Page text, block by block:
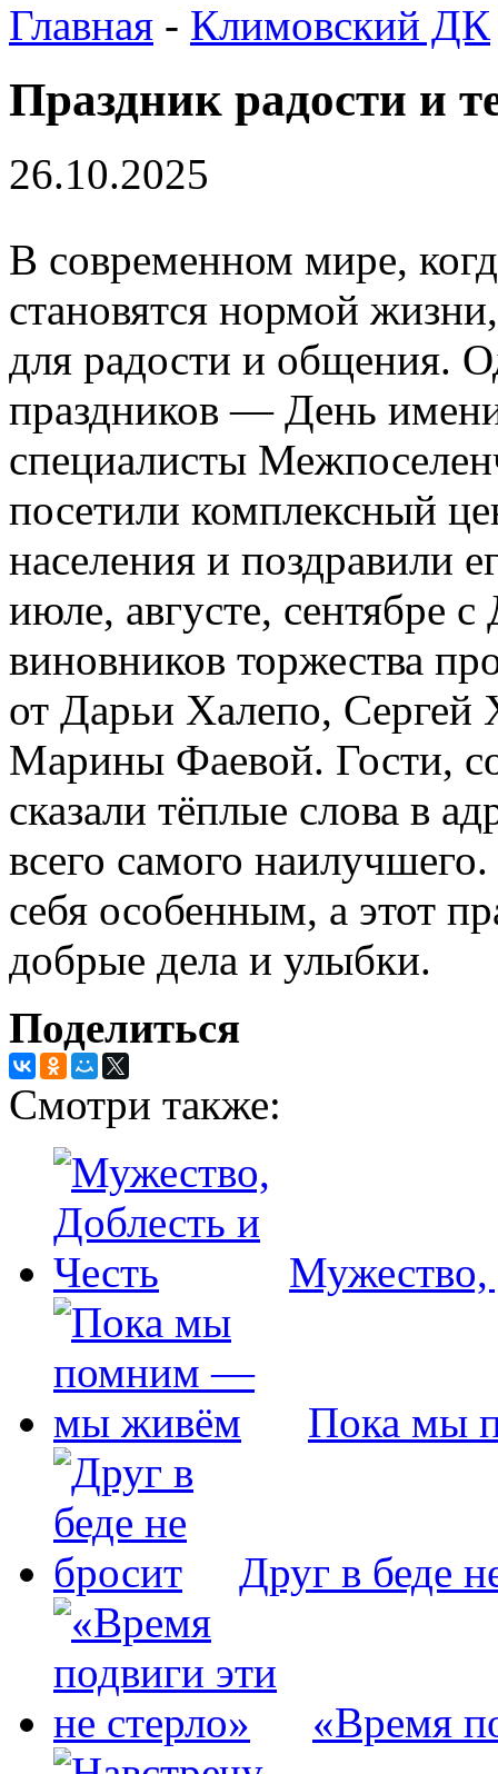
Главная - Климовский ДК
Праздник радости и
26.10.2025
В современном мире,
становятся нормой
для радости и общения.
праздников — День
специалисты
посетили комплексный
населения и поздравили
июле, августе, сентябре
виновников торжества
от Дарьи Халепо, Сергей
Марины Фаевой. Гости,
сказали тёплые слова в
всего самого
себя особенным, а этот
добрые дела и улыбки.
Поделиться
Смотри также:
Мужество,
Пока мы
Друг в беде
«Время